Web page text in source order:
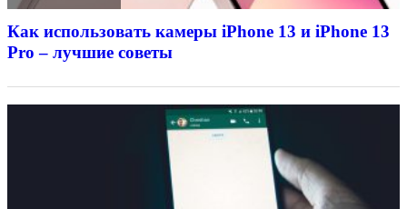
Как использовать камеры iPhone 13 и iPhone 13
Pro – лучшие советы